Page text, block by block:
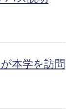
本学を訪問